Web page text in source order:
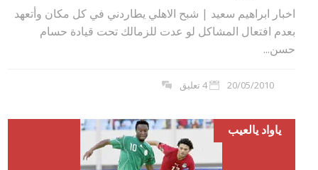
اخبار ابراهيم سعيد | شبح الاهلي يطاردني في كل مكان وأتعهد
بعدم افتعال المشاكل لو عدت للزمالك تحت قيادة حسام
حسن...
20/05/2010 4 تعليق
ياواد يالعيب